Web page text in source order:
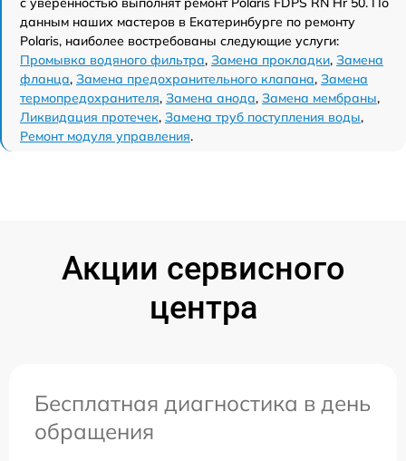
данным наших мастеров в Екатеринбурге по ремонту
Polaris, наиболее востребованы следующие услуги:
Промывка водяного фильтра, Замена прокладки, Замена
фланца, Замена предохранительного клапана, Замена
термопредохранителя, Замена анода, Замена мембраны,
Ликвидация протечек, Замена труб поступления воды,
Ремонт модуля управления.
Акции сервисного
центра
Бесплатная диагностика в день
обращения